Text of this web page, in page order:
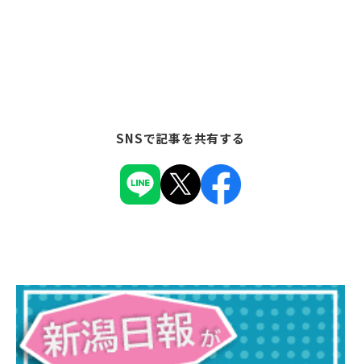
SNSで記事を共有する